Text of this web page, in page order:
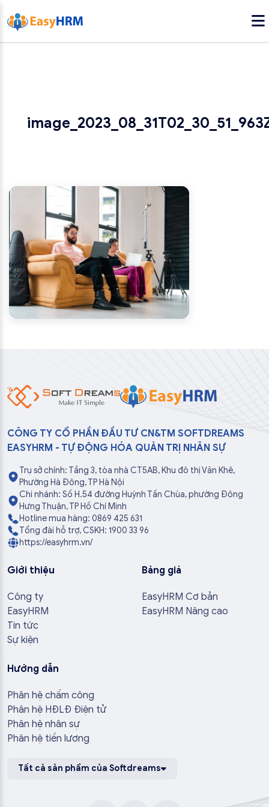
CÔNG TY CỔ PHẦN ĐẦU TƯ CN&TM SOFTDREAMS
EASYHRM - TỰ ĐỘNG HÓA QUẢN TRỊ NHÂN SỰ
Trụ sở chính: Tầng 3, tòa nhà CT5AB, Khu đô thị Văn Khê,
Phường Hà Đông, TP Hà Nội
Chi nhánh: Số H.54 đường Huỳnh Tấn Chùa, phường Đông
Hưng Thuận, TP Hồ Chí Minh
Hotline mua hàng: 0869 425 631
Tổng đài hỗ trợ, CSKH: 1900 33 96
https://easyhrm.vn/
Giới thiệu
Công ty
EasyHRM
Tin tức
Sự kiện
Bảng giá
EasyHRM Cơ bản
EasyHRM Nâng cao
Hướng dẫn
Phân hệ chấm công
Phân hệ HĐLĐ Điện tử
Phân hệ nhân sự
Phân hệ tiền lương
Tất cả sản phẩm của Softdreams